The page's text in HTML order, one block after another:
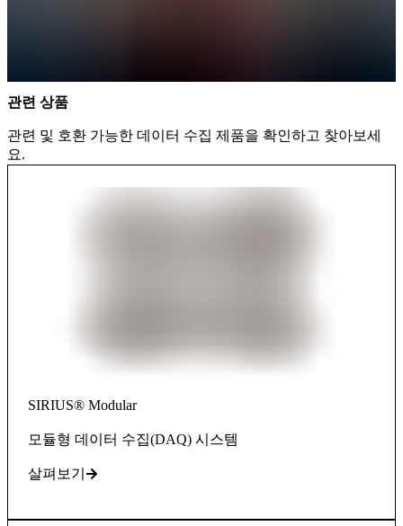
관련 상품
관련 및 호환 가능한 데이터 수집 제품을 확인하고 찾아보세
요.
SIRIUS® Modular
모듈형 데이터 수집(DAQ) 시스템
살펴보기